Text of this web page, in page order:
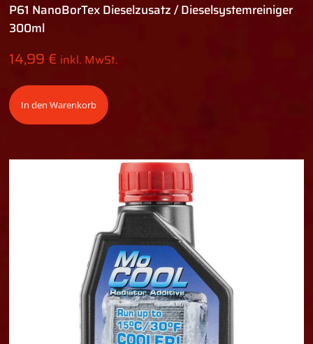
P61 NanoBorTex Dieselzusatz / Dieselsystemreiniger
300ml
14,99€ inkl. MwSt.
In den Warenkorb